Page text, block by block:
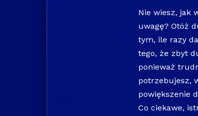
Nie wiesz, jak
uwagę? Otóż
tym, ile razy
tego, że zbyt
ponieważ
potrzebujesz,
powiększenie
Co ciekawe,